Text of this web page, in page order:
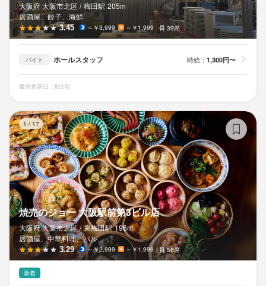
大阪府 大阪市北区 / 梅田駅 205m
居酒屋、餃子、海鮮
3.45 ～￥3,999 ～￥1,999 39席
バイト ホールスタッフ 時給： 1,300円〜
最終更新日：8日前
1 / 17
焼売のジョー 大阪駅前第3ビル店
大阪府 大阪市北区 / 東梅田駅 196m
居酒屋、中華料理、バル
3.29 ～￥2,999 ～￥1,999 56席
新着